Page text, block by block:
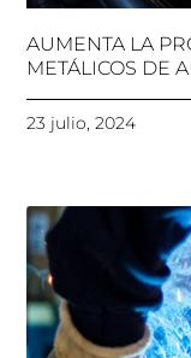
AUMENTA LA
METÁLICOS DE
23 julio, 2024